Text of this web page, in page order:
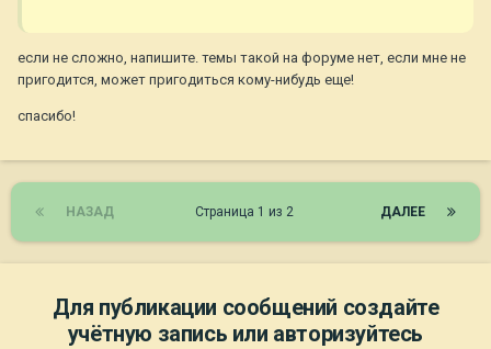
если не сложно, напишите. темы такой на форуме нет, если мне не
пригодится, может пригодиться кому-нибудь еще!
спасибо!
НАЗАД ДАЛЕЕ
Страница 1 из 2
Для публикации сообщений создайте
учётную запись или авторизуйтесь